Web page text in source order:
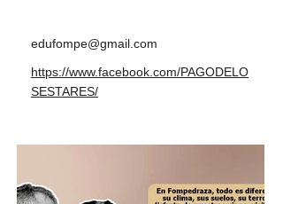
edufompe@gmail.com
https://www.facebook.com/PAGODELO
SESTARES/